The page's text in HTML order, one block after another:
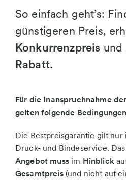
So einfach geht’s:
günstigeren Preis,
Konkurrenzpreis und
Rabatt.
Für die Inanspruchnahme
gelten folgende
Die Bestpreisgarantie gilt
Druck- und Bindeservice. Das
Angebot mussim Hinblick
Gesamtpreis(und nicht auf